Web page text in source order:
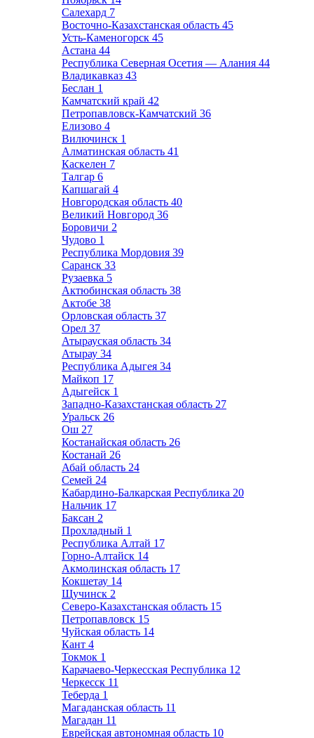
Салехард 7
Восточно-Казахстанская область 45
Усть-Каменогорск 45
Астана 44
Республика Северная Осетия — Алания 44
Владикавказ 43
Беслан 1
Камчатский край 42
Петропавловск-Камчатский 36
Елизово 4
Вилючинск 1
Алматинская область 41
Каскелен 7
Талгар 6
Капшагай 4
Новгородская область 40
Великий Новгород 36
Боровичи 2
Чудово 1
Республика Мордовия 39
Саранск 33
Рузаевка 5
Актюбинская область 38
Актобе 38
Орловская область 37
Орел 37
Атырауская область 34
Атырау 34
Республика Адыгея 34
Майкоп 17
Адыгейск 1
Западно-Казахстанская область 27
Уральск 26
Ош 27
Костанайская область 26
Костанай 26
Абай область 24
Семей 24
Кабардино-Балкарская Республика 20
Нальчик 17
Баксан 2
Прохладный 1
Республика Алтай 17
Горно-Алтайск 14
Акмолинская область 17
Кокшетау 14
Щучинск 2
Северо-Казахстанская область 15
Петропавловск 15
Чуйская область 14
Кант 4
Токмок 1
Карачаево-Черкесская Республика 12
Черкесск 11
Теберда 1
Магаданская область 11
Магадан 11
Еврейская автономная область 10